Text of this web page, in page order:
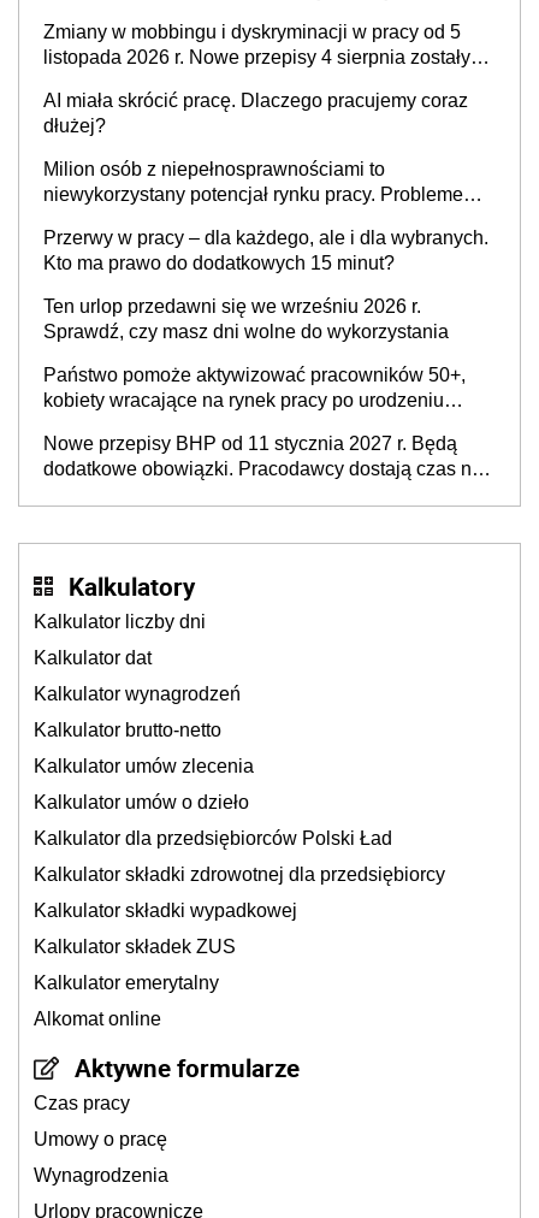
Zmiany w mobbingu i dyskryminacji w pracy od 5
listopada 2026 r. Nowe przepisy 4 sierpnia zostały
AI miała skrócić pracę. Dlaczego pracujemy coraz
dłużej?
Milion osób z niepełnosprawnościami to
niewykorzystany potencjał rynku pracy. Problemem
refundacji, ale bariery po stronie systemu i
świadomości pracodawców [WYWIAD]
Przerwy w pracy – dla każdego, ale i dla wybranych.
Kto ma prawo do dodatkowych 15 minut?
Ten urlop przedawni się we wrześniu 2026 r.
Sprawdź, czy masz dni wolne do wykorzystania
Państwo pomoże aktywizować pracowników 50+,
kobiety wracające na rynek pracy po urodzeniu
neuroatypowe. Powstanie Fundusz na rzecz
Inkluzywności w Zatrudnianiu?
Nowe przepisy BHP od 11 stycznia 2027 r. Będą
dodatkowe obowiązki. Pracodawcy dostają czas na
Kalkulatory
Kalkulator liczby dni
Kalkulator dat
Kalkulator wynagrodzeń
Kalkulator brutto-netto
Kalkulator umów zlecenia
Kalkulator umów o dzieło
Kalkulator dla przedsiębiorców Polski Ład
Kalkulator składki zdrowotnej dla przedsiębiorcy
Kalkulator składki wypadkowej
Kalkulator składek ZUS
Kalkulator emerytalny
Alkomat online
Aktywne formularze
Czas pracy
Umowy o pracę
Wynagrodzenia
Urlopy pracownicze